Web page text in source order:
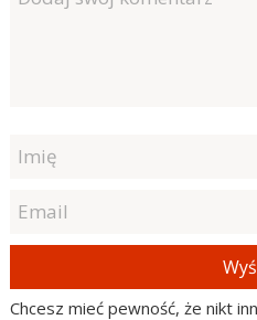
Chcesz mieć pewność, że nikt